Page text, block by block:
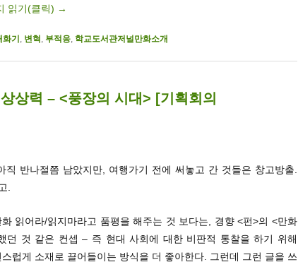
읽기(클릭) →
화기 변혁 부적응 학교도서관저널만화소개
상력 – <풍장의 시대> [기획회의
반나절쯤 남았지만, 여행가기 전에 써놓고 간 것들은 창고방출.
.
읽어라/읽지마라고 품평을 해주는 것 보다는, 경향 <펀>의 <만화
던 것 같은 컨셉 – 즉 현대 사회에 대한 비판적 통찰을 하기 위해
럽게 소재로 끌어들이는 방식을 더 좋아한다. 그런데 그런 글을 쓰